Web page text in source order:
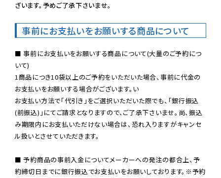
ざいます。予めご了承下さいませ。
事前にお支払いをお願いする商品について
■ 事前にお支払いをお願いする商品について(大量のご予約につ
いて)
1商品につき10袋以上のご予約をいただいた場合、事前に代金の
お支払いをお願いする場合がございます。い
お支払い方法で「代引き」をご選択いただいた際でも、「銀行振込
(前振込)」にてご請求となりますので、ご了承下さいませ。尚、振込
み期限内にお支払いただけない場合は、恐れ入りますがキャンセ
ル扱いとさせていただきます。
■ 予約商品の事前入金についてメーカーへの発注の都合上、予
約締切日までに銀行振込でお支払いをお願いしております。※予約